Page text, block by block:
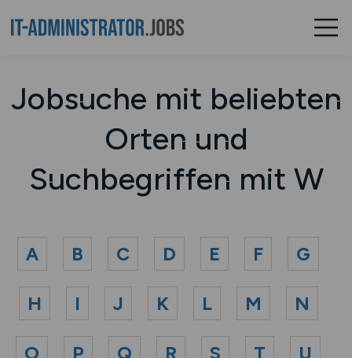
Jobsuche mit beliebten
Orten und
Suchbegriffen mit W
A B C D E F G
H I J K L M N
O P Q R S T U